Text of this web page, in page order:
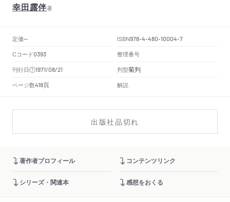
幸田露伴著
定価-- ISBN978-4-480-10004-7
Cコード0393
整理番号
刊行日
1971/08/21 判型菊判
ページ数418頁 解説
出版社品切れ
著作者プロフィール コンテンツリンク
シリーズ・関連本 感想をおくる